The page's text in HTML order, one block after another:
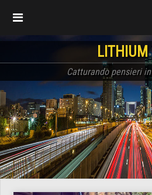
LITHIUM
Catturando pensieri